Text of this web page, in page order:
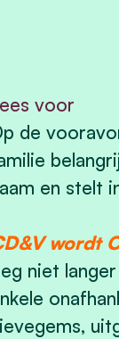
voor
de
en stelt
wordt
niet